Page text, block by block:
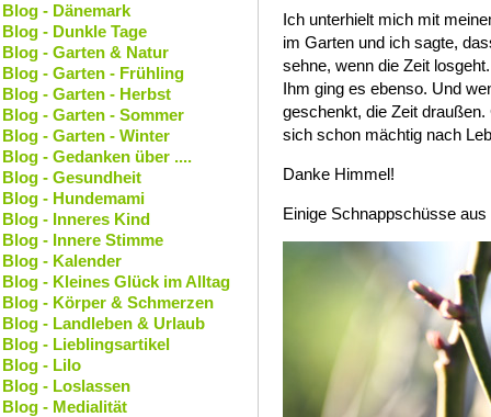
Ich unterhielt mich mit
im Garten und ich sagte,
sehne, wenn die Zeit
Ihm ging es ebenso. Und
geschenkt, die Zeit
sich schon mächtig nach
Danke Himmel!
Einige Schnappschüsse
Blog - Dänemark
Blog - Dunkle Tage
Blog - Garten & Natur
Blog - Garten - Frühling
Blog - Garten - Herbst
Blog - Garten - Sommer
Blog - Garten - Winter
Blog - Gedanken über ....
Blog - Gesundheit
Blog - Hundemami
Blog - Inneres Kind
Blog - Innere Stimme
Blog - Kalender
Blog - Kleines Glück im Alltag
Blog - Körper & Schmerzen
Blog - Landleben & Urlaub
Blog - Lieblingsartikel
Blog - Lilo
Blog - Loslassen
Blog - Medialität